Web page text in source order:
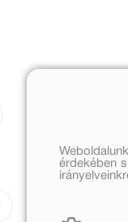
érdekében